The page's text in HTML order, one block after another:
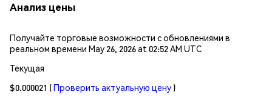
Анализ цены
Получайте торговые возможности с обновлениями в
реальном времени May 26, 2026 at 02:52 AM UTC
Текущая
$0.000021 (Проверить актуальную цену )